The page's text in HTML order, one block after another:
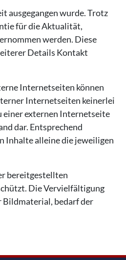
ausgegangen wurde. Trotz
für die Aktualität,
werden. Diese
Details Kontakt
Internetseiten können
Internetseiten keinerlei
einer externen Internetseite
dar. Entsprechend
Inhalte alleine die jeweiligen
bereitgestellten
Die Vervielfältigung
Bildmaterial, bedarf der